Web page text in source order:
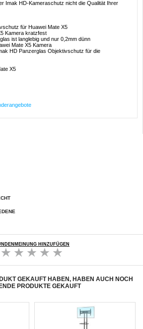
Imak HD-Kameraschutz nicht die Qualität Ihrer
für Huawei Mate X5
Kamera kratzfest
ist langlebig und nur 0,2mm dünn
Mate X5 Kamera
HD Panzerglas Objektivschutz für die
X5
HINZUFÜGEN
GEKAUFT HABEN, HABEN AUCH NOCH
PRODUKTE GEKAUFT